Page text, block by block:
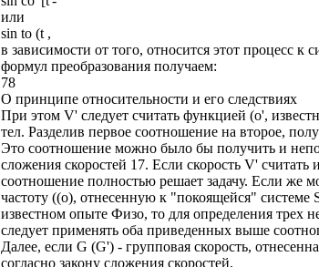
или
sin to (t ,
в зависимости от того, относится этот процесс к
формул преобразования получаем:
78
О принципе относительности и его следствиях
При этом V' следует считать функцией (o',
тел. Разделив первое соотношение на второе,
Это соотношение можно было бы получить и
сложения скоростей 17. Если скорость V' считать
соотношение полностью решает задачу. Если же
частоту ((о), отнесенную к "покоящейся" системе
известном опыте Физо, то для определения трех
следует применять оба приведенных выше
Далее, если G (G') - групповая скорость,
согласно закону сложения скоростей,